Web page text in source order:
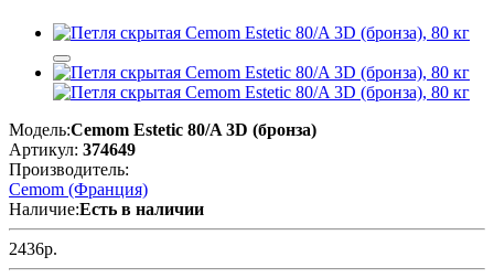
Модель:Cemom Estetic 80/A 3D (бронза)
Артикул: 374649
Производитель:
Cemom (Франция)
Наличие:Есть в наличии
2436р.